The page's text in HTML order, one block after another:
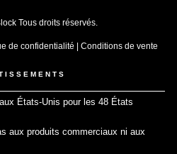
Tous droits réservés.
de confidentialité Conditions de vente
États-Unis pour les 48 États
aux produits commerciaux ni aux